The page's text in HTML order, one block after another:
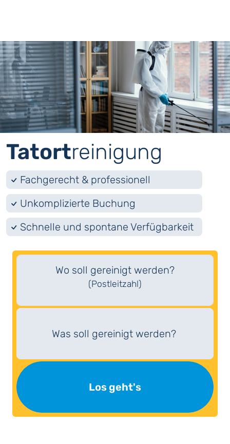
Tatort­reinigung
Fachgerecht & professionell
Unkomplizierte Buchung
Schnelle und spontane Verfügbarkeit
Wo soll gereinigt werden?
(Postleitzahl)
Was soll gereinigt werden?
Los geht's